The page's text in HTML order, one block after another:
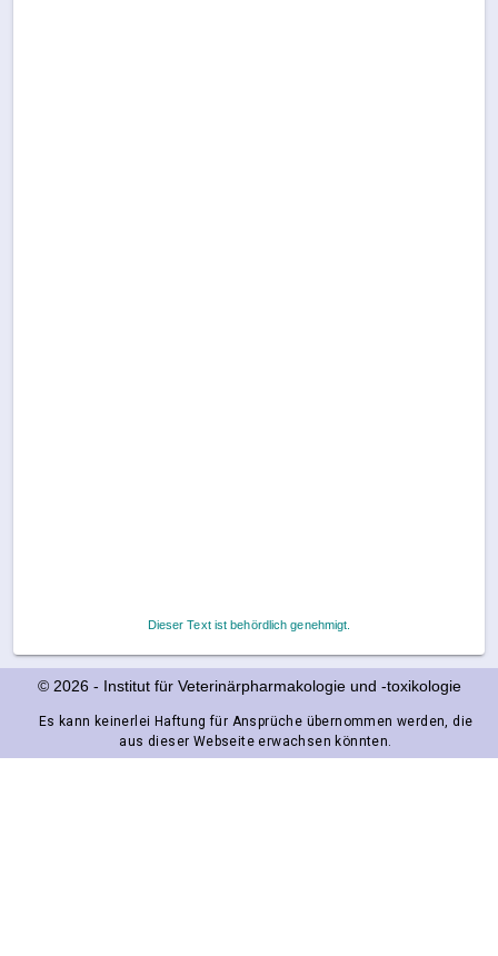
Dieser Text ist behördlich genehmigt.
© 2026- Institut für Veterinärpharmakologie und ‑toxikologie
Es kann keinerlei Haftung für Ansprüche übernommen werden, die
aus dieser Webseite erwachsen könnten.